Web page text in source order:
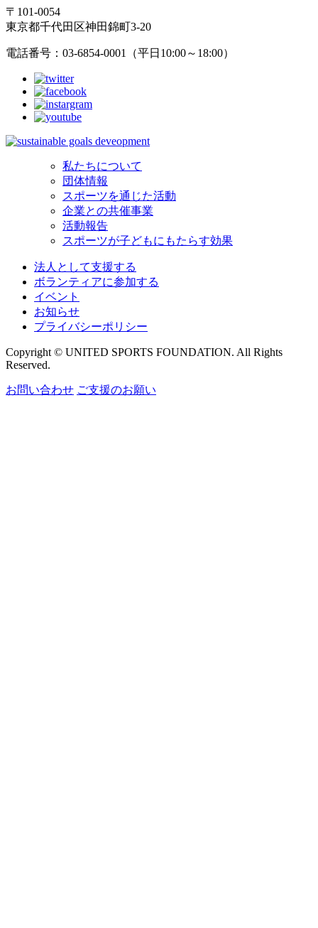
〒101-0054
東京都千代田区神田錦町3-20
電話番号：03-6854-0001（平日10:00～18:00）
私たちについて
団体情報
スポーツを通じた活動
企業との共催事業
活動報告
スポーツが子どもにもたらす効果
法人として支援する
ボランティアに参加する
イベント
お知らせ
プライバシーポリシー
Copyright © UNITED SPORTS FOUNDATION. All Rights
Reserved.
お問い合わせ ご支援のお願い